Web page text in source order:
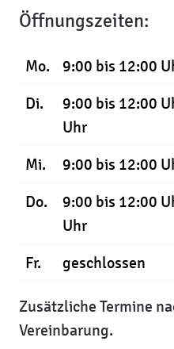
Öffnungszeiten:
Mo.
9:00 bis 12:00
Di.
9:00 bis 12:00
Uhr
Mi.
9:00 bis 12:00
Do.
9:00 bis 12:00
Uhr
Fr.
geschlossen
Zusätzliche Termine
Vereinbarung.